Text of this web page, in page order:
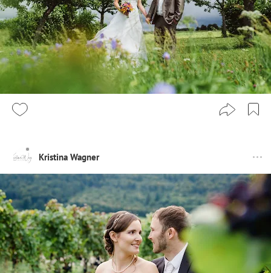
Kristina Wagner